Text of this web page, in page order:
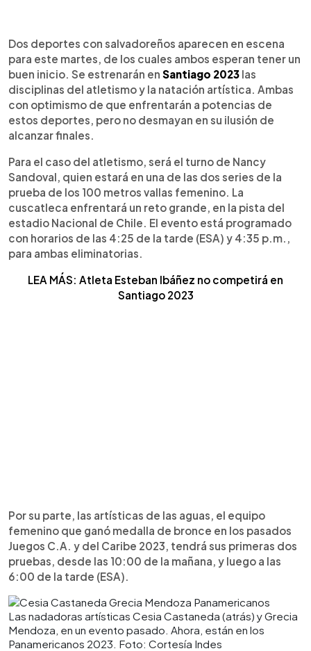
Escuchar artículo
Dos deportes con salvadoreños aparecen en escena
para este martes, de los cuales ambos esperan tener un
buen inicio. Se estrenarán en Santiago 2023 las
disciplinas del atletismo y la natación artística. Ambas
con optimismo de que enfrentarán a potencias de
estos deportes, pero no desmayan en su ilusión de
alcanzar finales.
Para el caso del atletismo, será el turno de Nancy
Sandoval, quien estará en una de las dos series de la
prueba de los 100 metros vallas femenino. La
cuscatleca enfrentará un reto grande, en la pista del
estadio Nacional de Chile. El evento está programado
con horarios de las 4:25 de la tarde (ESA) y 4:35 p.m.,
para ambas eliminatorias.
LEA MÁS: Atleta Esteban Ibáñez no competirá en
Santiago 2023
Por su parte, las artísticas de las aguas, el equipo
femenino que ganó medalla de bronce en los pasados
Juegos C.A. y del Caribe 2023, tendrá sus primeras dos
pruebas, desde las 10:00 de la mañana, y luego a las
6:00 de la tarde (ESA).
Las nadadoras artísticas Cesia Castaneda (atrás) y Grecia
Mendoza, en un evento pasado. Ahora, están en los
Panamericanos 2023. Foto: Cortesía Indes